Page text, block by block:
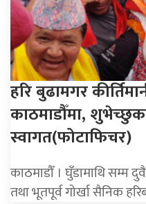
हरि बुढामगर
काठमाडौँमा,
स्वागत(फोटाफिचर)
काठमाडौँ । घुँडामाथि सम्म
तथा भूतपूर्व गोर्खा सैनिक